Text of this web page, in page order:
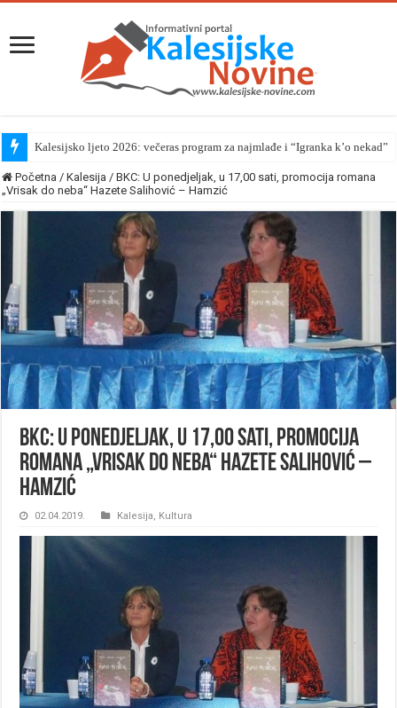
Kalesijsko ljeto 2026: večeras program za najmlađe i “Igranka k’o nekad”
Početna / Kalesija / BKC: U ponedjeljak, u 17,00 sati, promocija romana
„Vrisak do neba“ Hazete Salihović – Hamzić
BKC: U ponedjeljak, u 17,00 sati, promocija
romana „Vrisak do neba“ Hazete Salihović –
Hamzić
02.04.2019. Kalesija, Kultura